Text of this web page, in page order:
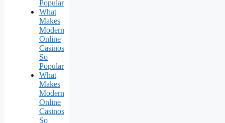
Popular
What
Makes
Modern
Online
Casinos
So
Popular
What
Makes
Modern
Online
Casinos
So